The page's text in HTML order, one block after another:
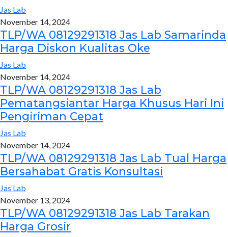
Jas Lab
November 14, 2024
TLP/WA 08129291318 Jas Lab Samarinda
Harga Diskon Kualitas Oke
Jas Lab
November 14, 2024
TLP/WA 08129291318 Jas Lab
Pematangsiantar Harga Khusus Hari Ini
Pengiriman Cepat
Jas Lab
November 14, 2024
TLP/WA 08129291318 Jas Lab Tual Harga
Bersahabat Gratis Konsultasi
Jas Lab
November 13, 2024
TLP/WA 08129291318 Jas Lab Tarakan
Harga Grosir